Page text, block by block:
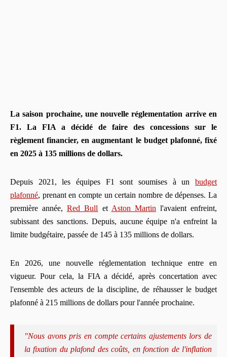
La saison prochaine, une nouvelle réglementation arrive en
F1. La FIA a décidé de faire des concessions sur le
règlement financier, en augmentant le budget plafonné, fixé
en 2025 à 135 millions de dollars.
Depuis 2021, les équipes F1 sont soumises à un budget
plafonné, prenant en compte un certain nombre de dépenses. La
première année,Red Bull et Aston Martin l'avaient enfreint,
subissant des sanctions. Depuis, aucune équipe n'a enfreint la
limite budgétaire, passée de 145 à 135 millions de dollars.
En 2026, une nouvelle réglementation technique entre en
vigueur. Pour cela, la FIA a décidé, après concertation avec
l'ensemble des acteurs de la discipline, de réhausser le budget
plafonné à 215 millions de dollars pour l'année prochaine.
"Nous avons pris en compte certains ajustements lors de
la fixation du plafond des coûts, en fonction de l'inflation